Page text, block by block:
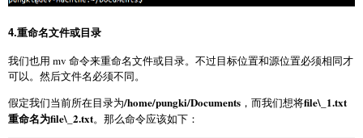
4.重命名文件或目录
我们也用 mv 命令来重命名文件或目录。不过目标位置和源位置必须相同才
可以。然后文件名必须不同。
假定我们当前所在目录为/home/pungki/Documents ，而我们想将file\_1.txt
重命名为file\_2.txt。那么命令应该如下：